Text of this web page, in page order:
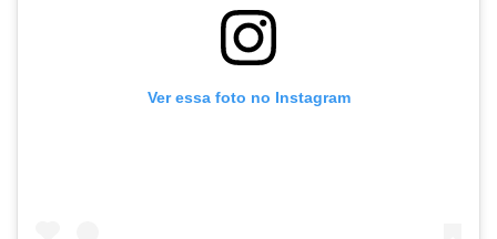
Ver essa foto no Instagram